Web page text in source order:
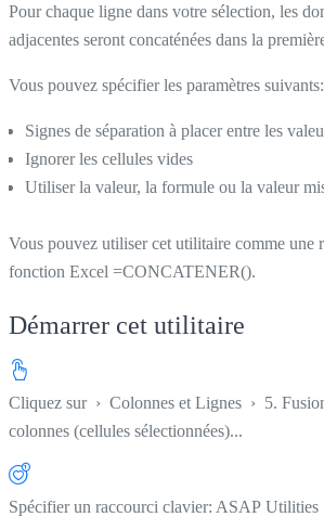
Pour chaque ligne dans votre sélection, les
adjacentes seront concaténées dans la
Vous pouvez spécifier les paramètres suivants:
Signes de séparation à placer entre les
Ignorer les cellules vides
Utiliser la valeur, la formule ou la valeur
Vous pouvez utiliser cet utilitaire comme une
fonction Excel =CONCATENER().
Démarrer cet utilitaire
Cliquez sur › Colonnes et Lignes › 5.
colonnes (cellules sélectionnées)...
Spécifier un raccourci clavier: ASAP Utilities